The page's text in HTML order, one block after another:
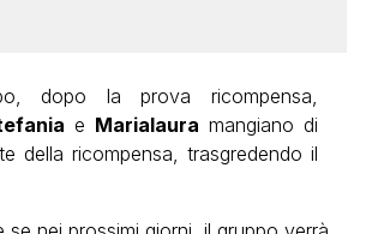
dopo la prova ricompensa,
e Marialaura mangiano di
della ricompensa, trasgredendo il